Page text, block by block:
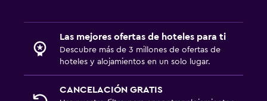
Las mejores ofertas de hoteles para ti
Descubre más de 3 millones de ofertas de
hoteles y alojamientos en un solo lugar.
CANCELACIÓN GRATIS